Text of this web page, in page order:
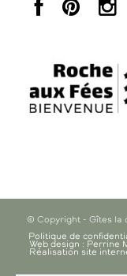
© Copyright - Gîtes la
Politique de
Web design : Perrine
Réalisation site